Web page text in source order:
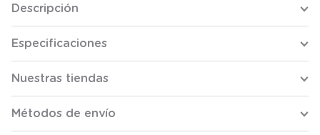
Descripción
Especificaciones
Nuestras tiendas
Métodos de envío